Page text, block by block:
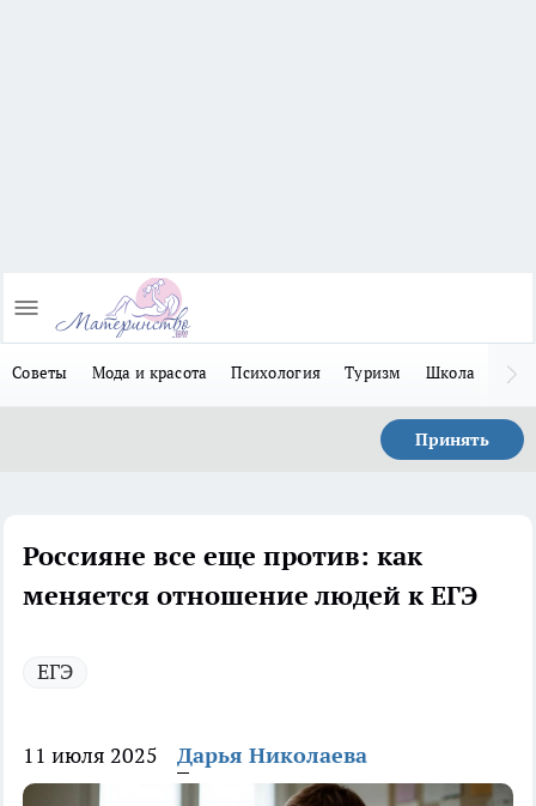
Советы Мода и красота Психология Туризм Школа
Принять
Россияне все еще против: как
меняется отношение людей к ЕГЭ
ЕГЭ
11 июля 2025 Дарья Николаева